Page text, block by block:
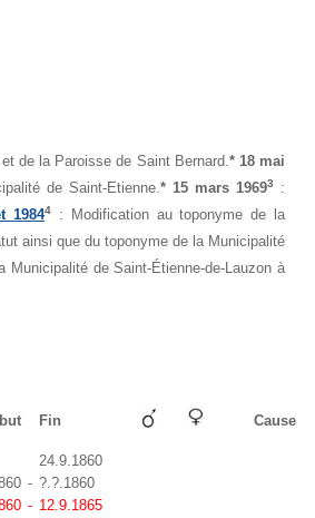
de la Paroisse de Saint Bernard.* 18 mai
de Saint-Etienne.* 15 mars 19693
:
19844
: Modification au toponyme de la
ainsi que du toponyme de la Municipalité
Municipalité de Saint-Étienne-de-Lauzon à
Fin Cause
24.9.1860
- ?.?.1860
- 12.9.1865